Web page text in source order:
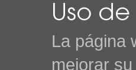
Uso
La página
mejorar